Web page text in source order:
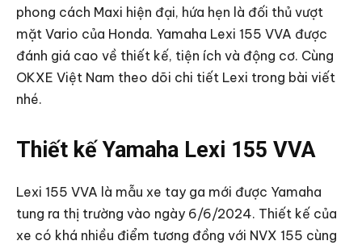
phong cách Maxi hiện đại, hứa hẹn là đối thủ vượt
mặt Vario của Honda. Yamaha Lexi 155 VVA được
đánh giá cao về thiết kế, tiện ích và động cơ. Cùng
OKXE Việt Nam theo dõi chi tiết Lexi trong bài viết
nhé.
Thiết kế Yamaha Lexi 155 VVA
Lexi 155 VVA là mẫu xe tay ga mới được Yamaha
tung ra thị trường vào ngày 6/6/2024. Thiết kế của
xe có khá nhiều điểm tương đồng với NVX 155 cùng